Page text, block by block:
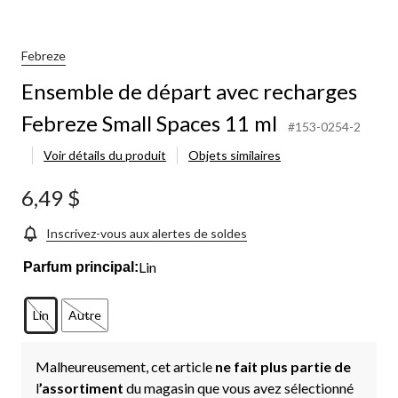
Febreze
Ensemble de départ avec recharges
Febreze Small Spaces 11 ml
#153-0254-2
Voir détails du produit
Objets similaires
6,49 $
Inscrivez-vous aux alertes de soldes
Parfum principal:Lin
Lin Autre
Malheureusement, cet article ne fait plus partie de
l’assortiment du magasin que vous avez sélectionné